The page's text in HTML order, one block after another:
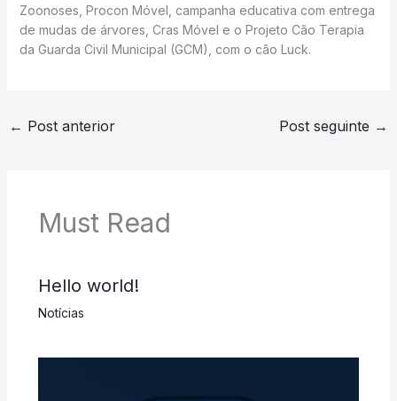
Zoonoses, Procon Móvel, campanha educativa com entrega
de mudas de árvores, Cras Móvel e o Projeto Cão Terapia
da Guarda Civil Municipal (GCM), com o cão Luck.
← Post anterior Post seguinte →
Must Read
Hello world!
Notícias